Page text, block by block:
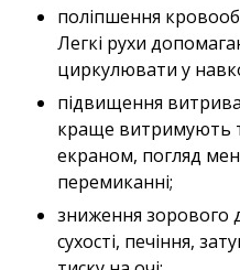
поліпшення
Легкі рухи
циркулювати у
підвищення
краще витримують
екраном, погляд
перемиканні;
зниження
сухості, печіння,